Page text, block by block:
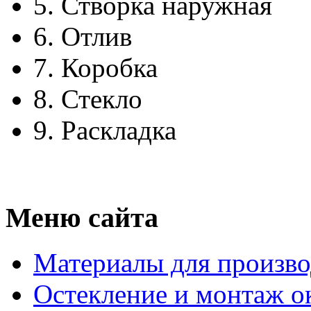
6. Отлив
7. Коробка
8. Стекло
9. Раскладка
Меню сайта
Материалы для
Остекление и монтаж